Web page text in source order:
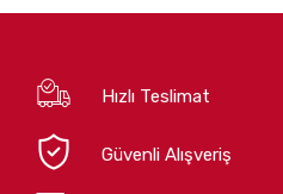
Hızlı Teslimat
Güvenli Alışveriş